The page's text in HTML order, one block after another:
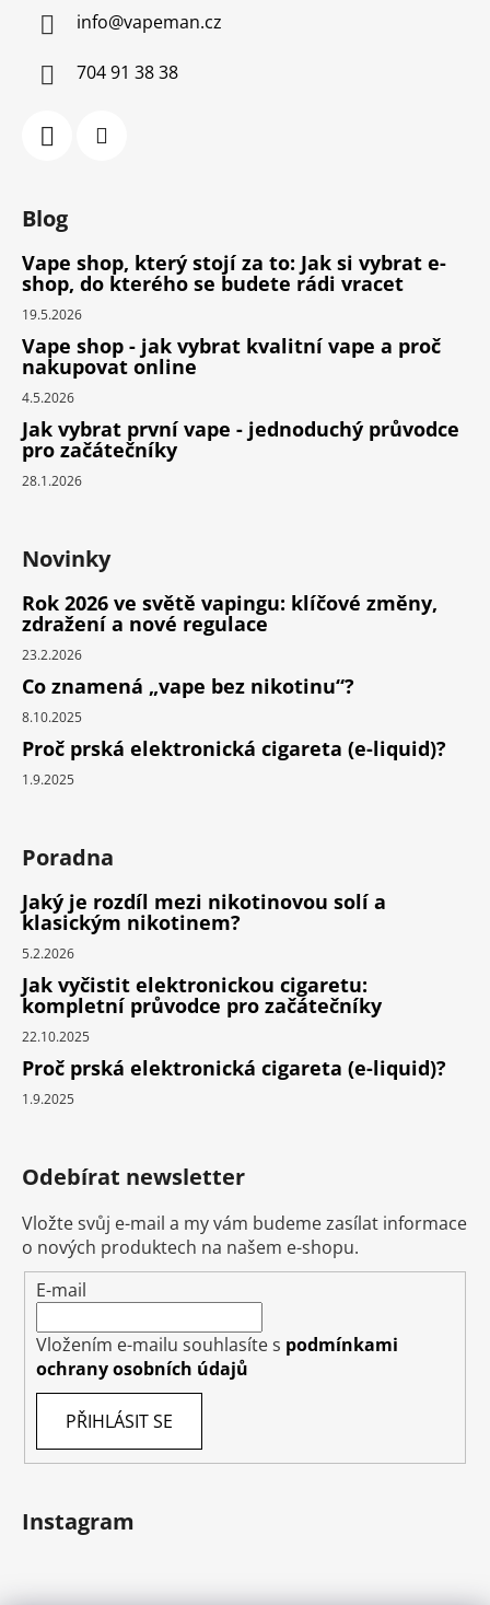
info@vapeman.cz
704 91 38 38
Blog
Vape shop, který stojí za to: Jak si vybrat e-
shop, do kterého se budete rádi vracet
19.5.2026
Vape shop - jak vybrat kvalitní vape a proč
nakupovat online
4.5.2026
Jak vybrat první vape - jednoduchý průvodce
pro začátečníky
28.1.2026
Novinky
Rok 2026 ve světě vapingu: klíčové změny,
zdražení a nové regulace
23.2.2026
Co znamená „vape bez nikotinu“?
8.10.2025
Proč prská elektronická cigareta (e-liquid)?
1.9.2025
Poradna
Jaký je rozdíl mezi nikotinovou solí a
klasickým nikotinem?
5.2.2026
Jak vyčistit elektronickou cigaretu:
kompletní průvodce pro začátečníky
22.10.2025
Proč prská elektronická cigareta (e-liquid)?
1.9.2025
Odebírat newsletter
Vložte svůj e-mail a my vám budeme zasílat informace
o nových produktech na našem e-shopu.
E-mail
Vložením e-mailu souhlasíte s podmínkami
ochrany osobních údajů
PŘIHLÁSIT SE
Instagram